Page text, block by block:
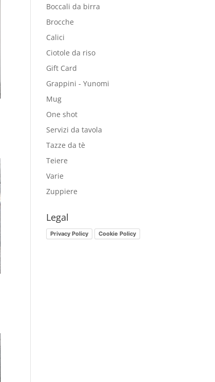
Boccali da birra
Brocche
Calici
Ciotole da riso
Gift Card
Grappini - Yunomi
Mug
One shot
Servizi da tavola
Tazze da tè
Teiere
Varie
Zuppiere
Legal
Privacy Policy Cookie Policy